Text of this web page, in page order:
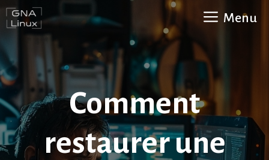
Aller
au
Menu
Comment
restaurer une